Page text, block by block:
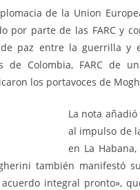
de la Union
por parte de las FARC y
paz entre la guerrilla y
de Colombia, FARC
los portavoces de
La nota
al impulso de
en La
también manifestó
integral pronto»,